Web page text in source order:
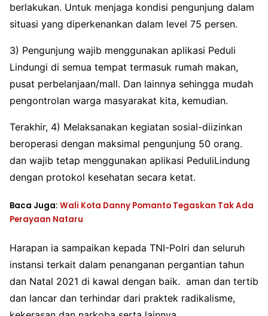
berlakukan. Untuk menjaga kondisi pengunjung dalam
situasi yang diperkenankan dalam level 75 persen.
3) Pengunjung wajib menggunakan aplikasi Peduli
Lindungi di semua tempat termasuk rumah makan,
pusat perbelanjaan/mall. Dan lainnya sehingga mudah
pengontrolan warga masyarakat kita, kemudian.
Terakhir, 4) Melaksanakan kegiatan sosial-diizinkan
beroperasi dengan maksimal pengunjung 50 orang.
dan wajib tetap menggunakan aplikasi PeduliLindung
dengan protokol kesehatan secara ketat.
Baca Juga: Wali Kota Danny Pomanto Tegaskan Tak Ada
Perayaan Nataru
Harapan ia sampaikan kepada TNI-Polri dan seluruh
instansi terkait dalam penanganan pergantian tahun
dan Natal 2021 di kawal dengan baik. aman dan tertib
dan lancar dan terhindar dari praktek radikalisme,